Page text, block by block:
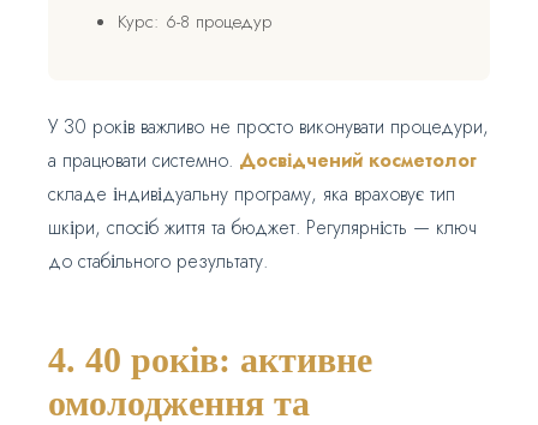
Курс: 6-8 процедур
У 30 років важливо не просто виконувати процедури,
а працювати системно. Досвідчений косметолог
складе індивідуальну програму, яка враховує тип
шкіри, спосіб життя та бюджет. Регулярність — ключ
до стабільного результату.
4. 40 років: активне
омолодження та